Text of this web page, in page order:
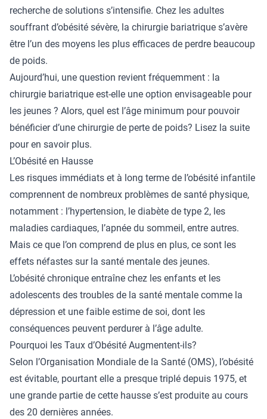
recherche de solutions s’intensifie. Chez les adultes
souffrant d’obésité sévère, la chirurgie bariatrique s’avère
être l’un des moyens les plus efficaces de perdre beaucoup
de poids.
Aujourd’hui, une question revient fréquemment : la
chirurgie bariatrique est-elle une option envisageable pour
les jeunes ? Alors, quel est l’âge minimum pour pouvoir
bénéficier d’une chirurgie de perte de poids? Lisez la suite
pour en savoir plus.
L’Obésité en Hausse
Les risques immédiats et à long terme de l’obésité infantile
comprennent de nombreux problèmes de santé physique,
notamment : l’hypertension, le diabète de type 2, les
maladies cardiaques, l’apnée du sommeil, entre autres.
Mais ce que l’on comprend de plus en plus, ce sont les
effets néfastes sur la santé mentale des jeunes.
L’obésité chronique entraîne chez les enfants et les
adolescents des troubles de la santé mentale comme la
dépression et une faible estime de soi, dont les
conséquences peuvent perdurer à l’âge adulte.
Pourquoi les Taux d’Obésité Augmentent-ils?
Selon l’Organisation Mondiale de la Santé (OMS), l’obésité
est évitable, pourtant elle a presque triplé depuis 1975, et
une grande partie de cette hausse s’est produite au cours
des 20 dernières années.